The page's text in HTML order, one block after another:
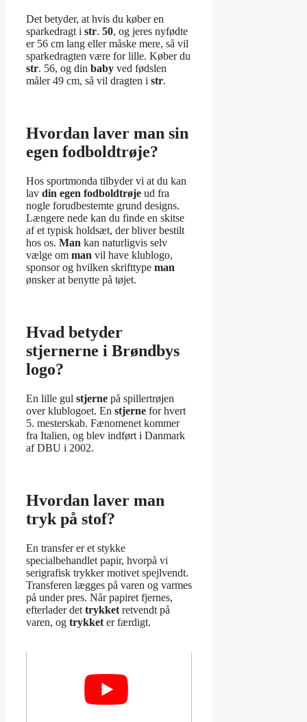
Det betyder, at hvis du køber en
sparkedragt i str. 50, og jeres nyfødte
er 56 cm lang eller måske mere, så vil
sparkedragten være for lille. Køber du
str. 56, og din baby ved fødslen
måler 49 cm, så vil dragten i str.
Hvordan laver man sin
egen fodboldtrøje?
Hos sportmonda tilbyder vi at du kan
lav din egen fodboldtrøje ud fra
nogle forudbestemte grund designs.
Længere nede kan du finde en skitse
af et typisk holdsæt, der bliver bestilt
hos os. Man kan naturligvis selv
vælge om man vil have klublogo,
sponsor og hvilken skrifttype man
ønsker at benytte på tøjet.
Hvad betyder
stjernerne i Brøndbys
logo?
En lille gul stjerne på spillertrøjen
over klublogoet. En stjerne for hvert
5. mesterskab. Fænomenet kommer
fra Italien, og blev indført i Danmark
af DBU i 2002.
Hvordan laver man
tryk på stof?
En transfer er et stykke
specialbehandlet papir, hvorpå vi
serigrafisk trykker motivet spejlvendt.
Transferen lægges på varen og varmes
på under pres. Når papiret fjernes,
efterlader det trykket retvendt på
varen, og trykket er færdigt.